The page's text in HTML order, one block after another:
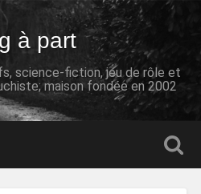
à part
science-fiction, jeu de rôle et
maison fondée en 2002